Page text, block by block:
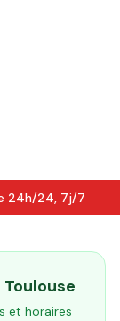
24h/24, 7j/7
Toulouse
et horaires